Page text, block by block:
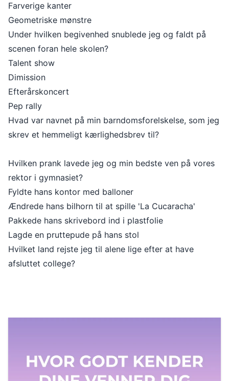
Farverige kanter
Geometriske mønstre
Under hvilken begivenhed snublede jeg og faldt på
scenen foran hele skolen?
Talent show
Dimission
Efterårskoncert
Pep rally
Hvad var navnet på min barndomsforelskelse, som jeg
skrev et hemmeligt kærlighedsbrev til?
Hvilken prank lavede jeg og min bedste ven på vores
rektor i gymnasiet?
Fyldte hans kontor med balloner
Ændrede hans bilhorn til at spille 'La Cucaracha'
Pakkede hans skrivebord ind i plastfolie
Lagde en pruttepude på hans stol
Hvilket land rejste jeg til alene lige efter at have
afsluttet college?